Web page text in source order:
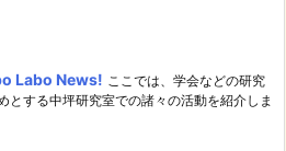
Labo News! ここでは、学会などの研究
とする中坪研究室での諸々の活動を紹介しま